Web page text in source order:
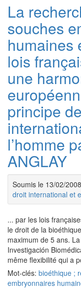
La
souches
humaines
lois
une
principe
l’homme
ANGLAY
Soumis le 13/02/
droit international et
... par les lois
le droit de la
maximum de 5 ans.
Investigación
même flexibilité qui a
Mot-clés: bioéthique ;
embryonnaires